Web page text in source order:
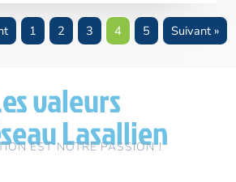
1 2 3 4 5 Suivant »
valeurs
Lasallien
EST NOTRE PASSION !